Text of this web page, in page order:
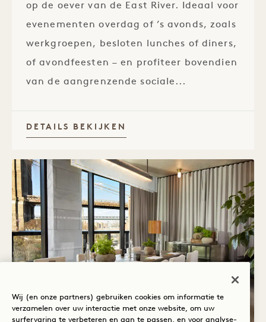
op de oever van de East River. Ideaal voor
evenementen overdag of ’s avonds, zoals
werkgroepen, besloten lunches of diners,
of avondfeesten – en profiteer bovendien
van de aangrenzende sociale...
DETAILS BEKIJKEN
Wij (en onze partners) gebruiken cookies om informatie te
verzamelen over uw interactie met onze website, om uw
surfervaring te verbeteren en aan te passen, en voor analyse-